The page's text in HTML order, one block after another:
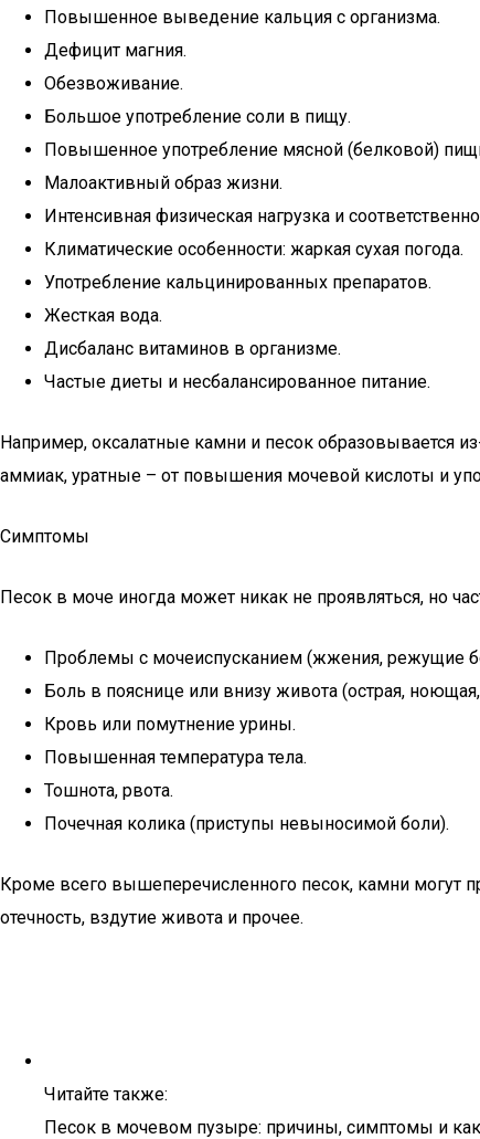
Повышенное выведение кальция с организма.
Дефицит магния.
Обезвоживание.
Большое употребление соли в пищу.
Повышенное употребление мясной (белковой)
Малоактивный образ жизни.
Интенсивная физическая нагрузка и
Климатические особенности: жаркая сухая погода.
Употребление кальцинированных препаратов.
Жесткая вода.
Дисбаланс витаминов в организме.
Частые диеты и несбалансированное питание.
Например, оксалатные камни и песок образовывается
аммиак, уратные – от повышения мочевой кислоты и
Симптомы
Песок в моче иногда может никак не проявляться, но
Проблемы с мочеиспусканием (жжения, режущие
Боль в пояснице или внизу живота (острая,
Кровь или помутнение урины.
Повышенная температура тела.
Тошнота, рвота.
Почечная колика (приступы невыносимой боли).
Кроме всего вышеперечисленного песок, камни могут
отечность, вздутие живота и прочее.
Читайте также:
Песок в мочевом пузыре: причины, симптомы и